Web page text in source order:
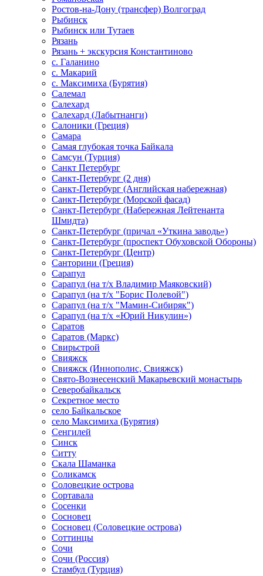
Ростов-на-Дону (трансфер) Волгоград
Рыбинск
Рыбинск или Тутаев
Рязань
Рязань + экскурсия Константиново
с. Галанино
с. Макарий
с. Максимиха (Бурятия)
Салемал
Салехард
Салехард (Лабытнанги)
Салоники (Греция)
Самара
Самая глубокая точка Байкала
Самсун (Турция)
Санкт Петербург
Санкт-Петербург (2 дня)
Санкт-Петербург (Английская набережная)
Санкт-Петербург (Морской фасад)
Санкт-Петербург (Набережная Лейтенанта
Шмидта)
Санкт-Петербург (причал «Уткина заводь»)
Санкт-Петербург (проспект Обуховской Обороны)
Санкт-Петербург (Центр)
Санторини (Греция)
Сарапул
Сарапул (на т/х Владимир Маяковский)
Сарапул (на т/х "Борис Полевой")
Сарапул (на т/х "Мамин-Сибиряк")
Сарапул (на т/х «Юрий Никулин»)
Саратов
Саратов (Маркс)
Свирьстрой
Свияжск
Свияжск (Иннополис, Свияжск)
Свято-Вознесенский Макарьевский монастырь
Северобайкальск
Секретное место
село Байкальское
село Максимиха (Бурятия)
Сенгилей
Синск
Ситту
Скала Шаманка
Соликамск
Соловецкие острова
Сортавала
Сосенки
Сосновец
Сосновец (Соловецкие острова)
Соттинцы
Сочи
Сочи (Россия)
Стамбул (Турция)